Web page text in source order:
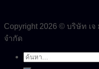
Copyright 2026 © บริษัท เ
จำกัด
ค้นหา: